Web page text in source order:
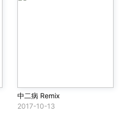
中二病 Remix
2017-10-13